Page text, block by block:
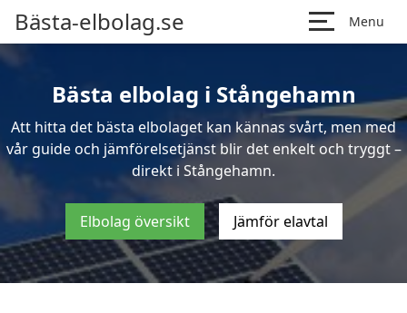
Bästa-elbolag.se Menu
Bästa elbolag i Stångehamn
Att hitta det bästa elbolaget kan kännas svårt, men med
vår guide och jämförelsetjänst blir det enkelt och tryggt –
direkt i Stångehamn.
Elbolag översikt Jämför elavtal